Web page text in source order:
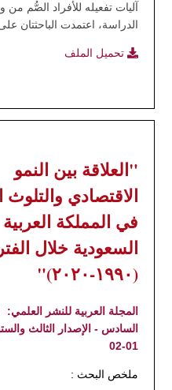
آليات تفعيله للأفراد الصُّم
الدراسة، اعتمدت الباحثتان
تحميل الملف
"العلاقة بين النمو
الاقتصادي والتلوث
في المملكة العربية
السعودية خلال
(١٩٩٠-٢٠٢٠)"
المجلة العربية للنشر العلمي:
01-02
ملخص البحث :